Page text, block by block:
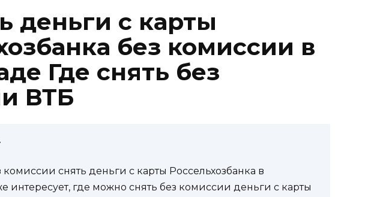
деньги с карты
без комиссии в
Где снять без
ВТБ
снять деньги с карты Россельхозбанка в
интересует, где можно снять без комиссии деньги с карты